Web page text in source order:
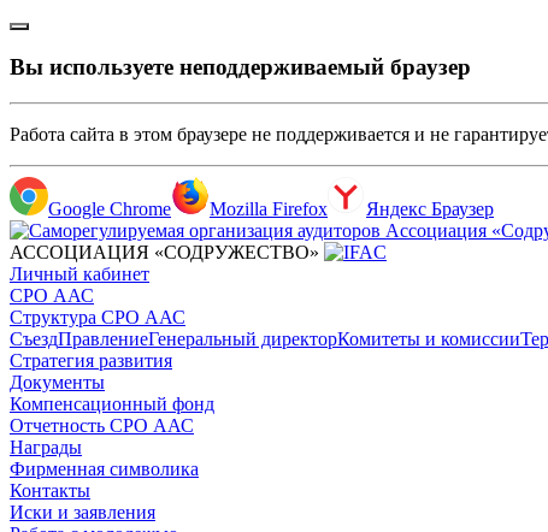
Вы используете неподдерживаемый браузер
Работа сайта в этом браузере не поддерживается и не
Google Chrome Mozilla Firefox
Яндекс Браузер
АССОЦИАЦИЯ «СОДРУЖЕСТВО»
Личный кабинет
СРО ААС
Структура СРО ААС
СъездПравлениеГенеральный директорКомитеты и комиссии
Стратегия развития
Документы
Компенсационный фонд
Отчетность СРО ААС
Награды
Фирменная символика
Контакты
Иски и заявления